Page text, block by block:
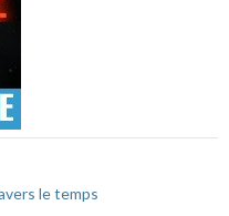
le temps